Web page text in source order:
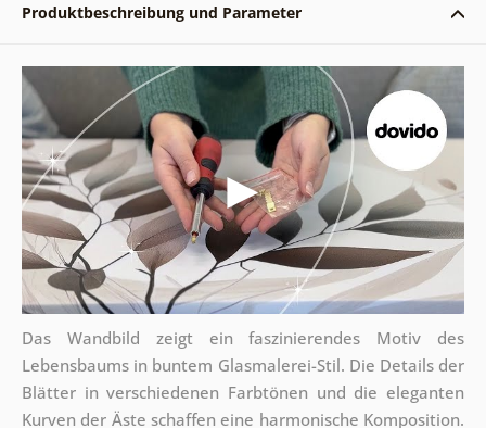
Produktbeschreibung und Parameter
Das Wandbild zeigt ein faszinierendes Motiv des
Lebensbaums in buntem Glasmalerei-Stil. Die Details der
Blätter in verschiedenen Farbtönen und die eleganten
Kurven der Äste schaffen eine harmonische Komposition.